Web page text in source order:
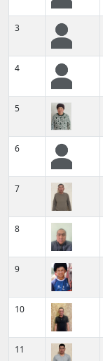
3
4
5
6
7
8
9
10
11